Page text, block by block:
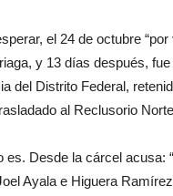
el 24 de octubre
y 13 días después,
del Distrito Federal,
al Reclusorio
Desde la cárcel acusa:
Ayala e Higuera